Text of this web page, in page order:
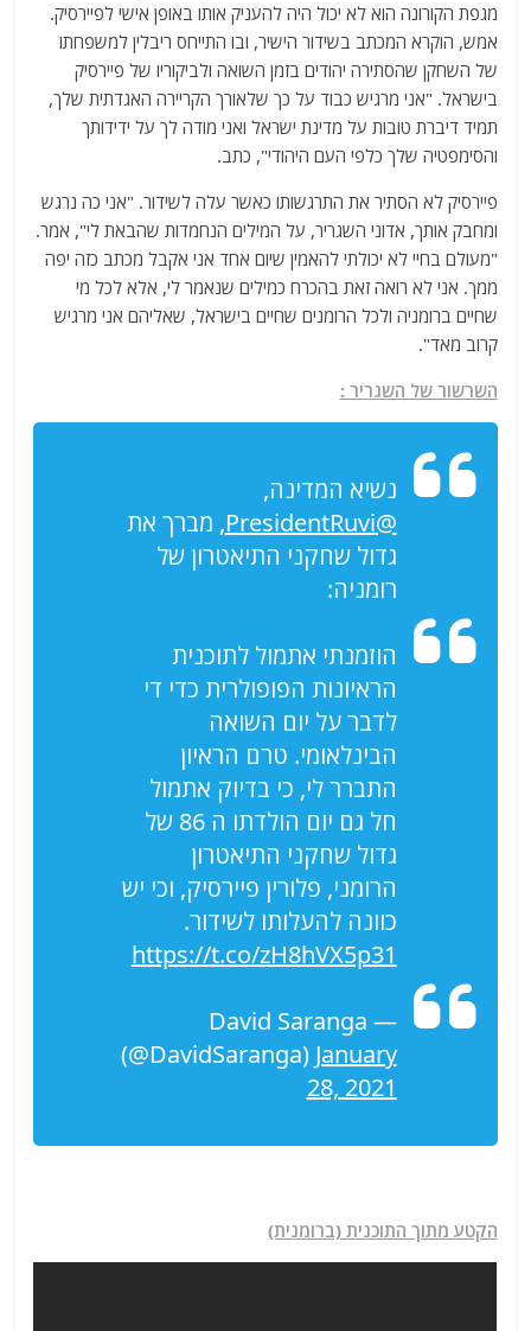
מגפת הקורונה הוא לא יכול היה להעניק אותו באופן אישי לפיירסיק.
אמש, הוקרא המכתב בשידור הישיר, ובו התייחס ריבלין למשפחתו
של השחקן שהסתירה יהודים בזמן השואה ולביקוריו של פיירסיק
בישראל. "אני מרגיש כבוד על כך שלאורך הקריירה האגדתית שלך,
תמיד דיברת טובות על מדינת ישראל ואני מודה לך על ידידותך
והסימפטיה שלך כלפי העם היהודי", כתב.
פיירסיק לא הסתיר את התרגשותו כאשר עלה לשידור. "אני כה נרגש
ומחבק אותך, אדוני השגריר, על המילים הנחמדות שהבאת לי", אמר.
"מעולם בחיי לא יכולתי להאמין שיום אחד אני אקבל מכתב כזה יפה
ממך. אני לא רואה זאת בהכרח כמילים שנאמר לי, אלא לכל מי
שחיים ברומניה ולכל הרומנים שחיים בישראל, שאליהם אני מרגיש
קרוב מאד".
השרשור של השגריר :
נשיא המדינה,
@PresidentRuvi
, מברך את
גדול שחקני התיאטרון של
רומניה:
הוזמנתי אתמול לתוכנית
הראיונות הפופולרית כדי די
לדבר על יום השואה
הבינלאומי. טרם הראיון
התברר לי, כי בדיוק אתמול
חל גם יום הולדתו ה 86 של
גדול שחקני התיאטרון
הרומני, פלורין פיירסיק, וכי יש
כוונה להעלותו לשידור.
https://t.co/zH8hVX5p31
— David Saranga
(@DavidSaranga) January
28, 2021
הקטע מתוך התוכנית (ברומנית)